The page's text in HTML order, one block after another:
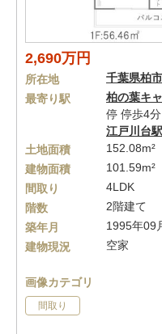
2,690万円
所在地 千葉県柏市
最寄り駅
柏の葉キ
停 停歩4分
江戸川台駅
土地面積
152.08m²
建物面積
101.59m²
間取り
4LDK
階数
2階建て
築年月
1995年09
建物現況
空家
画像カテゴリ
間取り